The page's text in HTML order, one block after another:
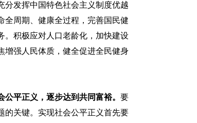
分发挥中国特色社会主义制度优越
全周期、健康全过程，完善国民健
。积极应对人口老龄化，加快建设
增强人民体质，健全促进全民健身
平正义，逐步达到共同富裕。 要
的关键。实现社会公平正义首先要